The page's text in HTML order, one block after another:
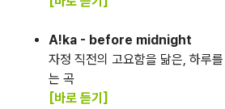
A!ka - before midnight
자정 직전의 고요함을 닮은, 하루
는 곡
[바로 듣기]